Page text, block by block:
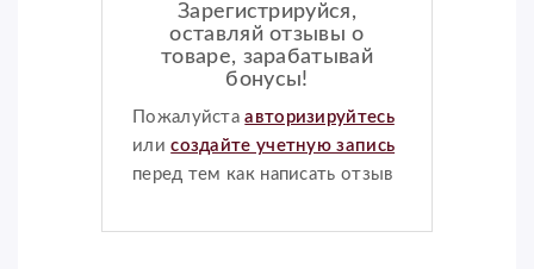
Зарегистрируйся,
оставляй отзывы о
товаре, зарабатывай
бонусы!
Пожалуйстаавторизируйтесь
илисоздайте учетную запись
перед тем как написать отзыв